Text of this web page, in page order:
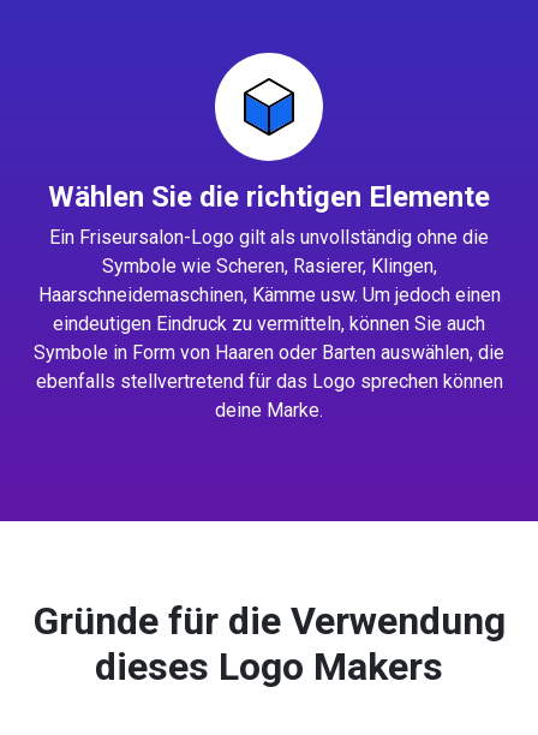
Wählen Sie die richtigen Elemente
Ein Friseursalon-Logo gilt als unvollständig ohne die
Symbole wie Scheren, Rasierer, Klingen,
Haarschneidemaschinen, Kämme usw. Um jedoch einen
eindeutigen Eindruck zu vermitteln, können Sie auch
Symbole in Form von Haaren oder Barten auswählen, die
ebenfalls stellvertretend für das Logo sprechen können
deine Marke.
Gründe für die Verwendung
dieses Logo Makers